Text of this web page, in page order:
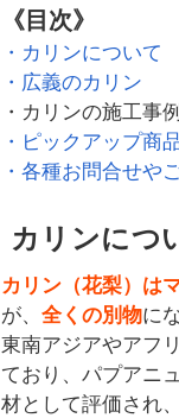
《目次》
・カリンについて
・広義のカリン
・カリンの施工事
・ピックアップ商
・各種お問合せや
カリンにつ
カリン（花梨）は
が、 全くの別物に
東南アジアやアフ
ており、パプアニ
材として評価され